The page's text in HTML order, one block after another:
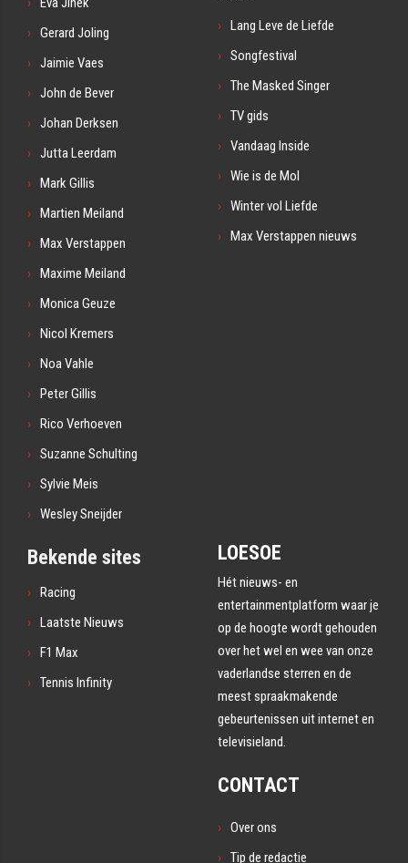
Gerard Joling
Jaimie Vaes
John de Bever
Johan Derksen
Jutta Leerdam
Mark Gillis
Martien Meiland
Max Verstappen
Maxime Meiland
Monica Geuze
Nicol Kremers
Noa Vahle
Peter Gillis
Rico Verhoeven
Suzanne Schulting
Sylvie Meis
Wesley Sneijder
Lang Leve de Liefde
Songfestival
The Masked Singer
TV gids
Vandaag Inside
Wie is de Mol
Winter vol Liefde
Max Verstappen nieuws
Bekende sites
Racing
Laatste Nieuws
F1 Max
Tennis Infinity
LOESOE
Hét nieuws- en
entertainmentplatform waar je
op de hoogte wordt gehouden
over het wel en wee van onze
vaderlandse sterren en de
meest spraakmakende
gebeurtenissen uit internet en
televisieland.
CONTACT
Over ons
Tip de redactie